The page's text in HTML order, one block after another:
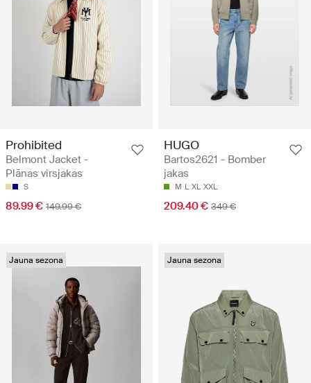
Prohibited
Belmont Jacket -
Plānas virsjakas
S
89.99 € 149.99 €
HUGO
Bartos2621 - Bomber
jakas
M L XL XXL
209.40 € 349 €
Jauna sezona Jauna sezona